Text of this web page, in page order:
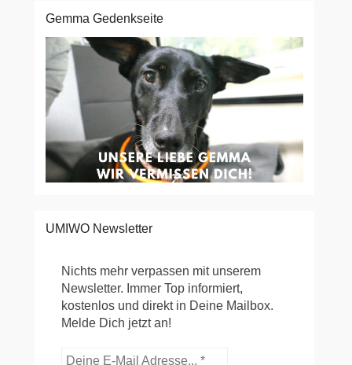
Gemma Gedenkseite
UMIWO Newsletter
Nichts mehr verpassen mit unserem
Newsletter. Immer Top informiert,
kostenlos und direkt in Deine Mailbox.
Melde Dich jetzt an!